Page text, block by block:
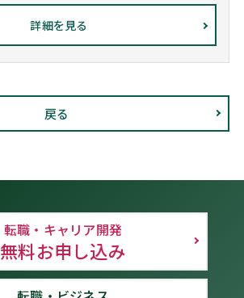
詳細を見る
戻る
転職・キャリア開発
無料お申し込み